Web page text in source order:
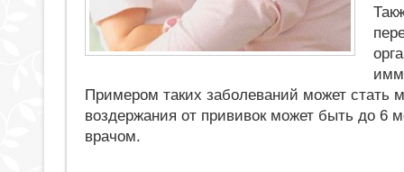
Примером таких заболеваний может стать
воздержания от прививок может быть до 6
врачом.